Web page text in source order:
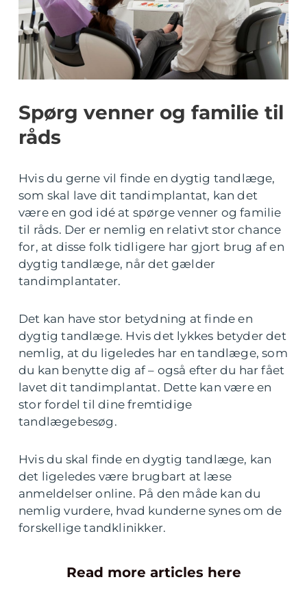
Spørg venner og familie til
råds
Hvis du gerne vil finde en dygtig tandlæge,
som skal lave dit tandimplantat, kan det
være en god idé at spørge venner og familie
til råds. Der er nemlig en relativt stor chance
for, at disse folk tidligere har gjort brug af en
dygtig tandlæge, når det gælder
tandimplantater.
Det kan have stor betydning at finde en
dygtig tandlæge. Hvis det lykkes betyder det
nemlig, at du ligeledes har en tandlæge, som
du kan benytte dig af – også efter du har fået
lavet dit tandimplantat. Dette kan være en
stor fordel til dine fremtidige
tandlægebesøg.
Hvis du skal finde en dygtig tandlæge, kan
det ligeledes være brugbart at læse
anmeldelser online. På den måde kan du
nemlig vurdere, hvad kunderne synes om de
forskellige tandklinikker.
Read more articles here